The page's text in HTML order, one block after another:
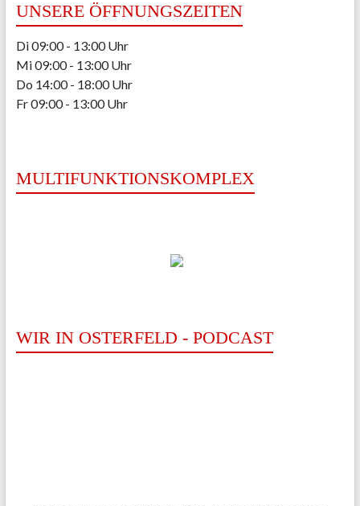
UNSERE ÖFFNUNGSZEITEN
Di 09:00 - 13:00 Uhr
Mi 09:00 - 13:00 Uhr
Do 14:00 - 18:00 Uhr
Fr 09:00 - 13:00 Uhr
MULTIFUNKTIONSKOMPLEX
WIR IN OSTERFELD - PODCAST